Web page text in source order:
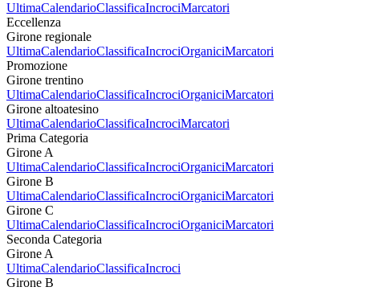
UltimaCalendarioClassificaIncrociMarcatori
Eccellenza
Girone regionale
UltimaCalendarioClassificaIncrociOrganiciMarcatori
Promozione
Girone trentino
UltimaCalendarioClassificaIncrociOrganiciMarcatori
Girone altoatesino
UltimaCalendarioClassificaIncrociMarcatori
Prima Categoria
Girone A
UltimaCalendarioClassificaIncrociOrganiciMarcatori
Girone B
UltimaCalendarioClassificaIncrociOrganiciMarcatori
Girone C
UltimaCalendarioClassificaIncrociOrganiciMarcatori
Seconda Categoria
Girone A
UltimaCalendarioClassificaIncroci
Girone B